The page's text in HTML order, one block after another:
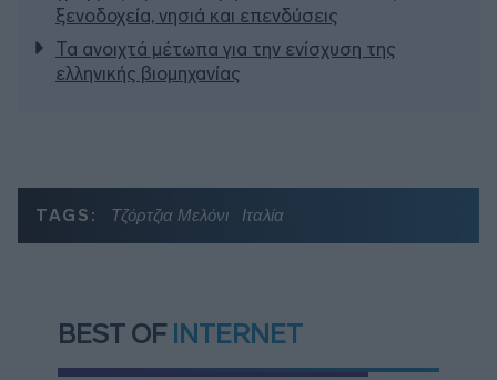
ξενοδοχεία, νησιά και επενδύσεις
Τα ανοιχτά μέτωπα για την ενίσχυση της
ελληνικής βιομηχανίας
TAGS: Τζόρτζια Μελόνι Ιταλία
BEST OF INTERNET